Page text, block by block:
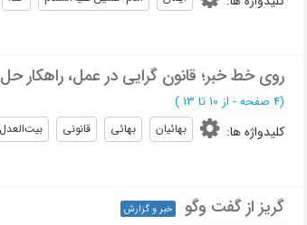
روی خط خبر؛ قانون گرایی در عمل، راهکار
(‎4 صفحه - از 10 تا 13 )
کلیدواژه ها: بهائیان بهائی قانونی بیت‌العدل
گریز از گفت وگو خبر و گزارش